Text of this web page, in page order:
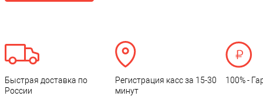
Быстрая доставка по
России
Регистрация касс за 15-30
минут
100% -